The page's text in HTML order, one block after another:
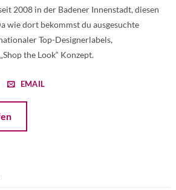
2008 in der Badener Innenstadt, diesen
wie dort bekommst du ausgesuchte
Top-Designerlabels,
the Look“ Konzept.
EMAIL